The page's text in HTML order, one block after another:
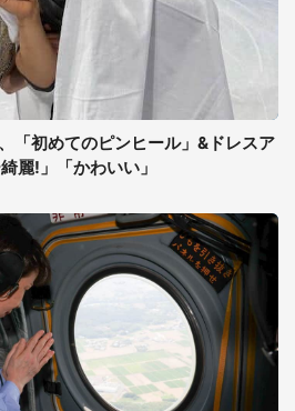
「初めてのピンヒール」&ドレスア
麗!」「かわいい」